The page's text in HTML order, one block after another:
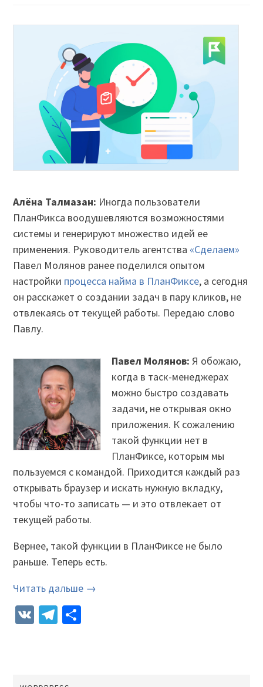
Алёна Талмазан: Иногда пользователи
ПланФикса воодушевляются возможностями
системы и генерируют множество идей ее
применения. Руководитель агентства «Сделаем»
Павел Молянов ранее поделился опытом
настройки процесса найма в ПланФиксе, а сегодня
он расскажет о создании задач в пару кликов, не
отвлекаясь от текущей работы. Передаю слово
Павлу.
Павел Молянов:Я обожаю,
когда в таск-менеджерах
можно быстро создавать
задачи, не открывая окно
приложения. К сожалению
такой функции нет в
ПланФиксе, которым мы
пользуемся с командой. Приходится каждый раз
открывать браузер и искать нужную вкладку,
чтобы что-то записать — и это отвлекает от
текущей работы.
Вернее, такой функции в ПланФиксе не было
раньше. Теперь есть.
Читать дальше →
VK Telegram